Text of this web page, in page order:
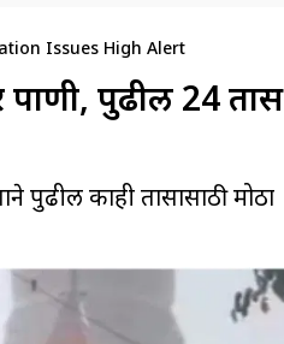
Issues High Alert
पाणी, पुढील 24 तास
काही तासासाठी मोठा